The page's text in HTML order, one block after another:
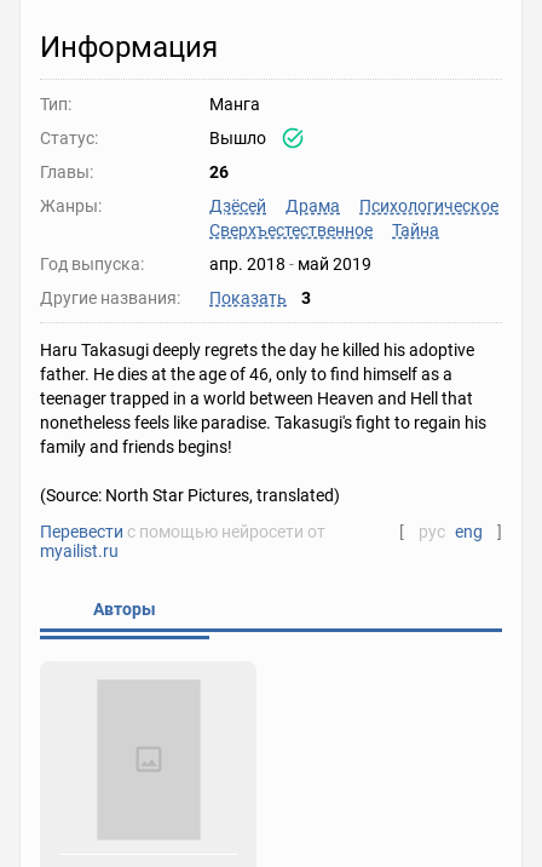
Информация
Тип:
Манга
Статус:
Вышло
Главы:
26
Жанры:
Дзёсей Драма
Психологическое
Сверхъестественное
Тайна
Год выпуска:
апр. 2018 - май 2019
Другие названия:
Показать 3
Haru Takasugi deeply regrets the day he killed his adoptive
father. He dies at the age of 46, only to find himself as a
teenager trapped in a world between Heaven and Hell that
nonetheless feels like paradise. Takasugi's fight to regain his
family and friends begins!
(Source: North Star Pictures, translated)
Перевести с помощью нейросети от
myailist.ru
[ рус eng ]
Авторы